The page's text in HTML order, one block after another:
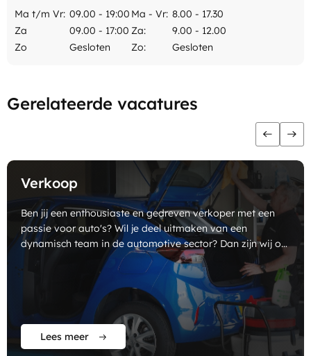
Ma t/m Vr: 09.00 - 19:00
Za
09.00 - 17:00
Zo
Gesloten
Ma - Vr: 8.00 - 17.30
Za:
9.00 - 12.00
Zo:
Gesloten
Gerelateerde vacatures
Verkoop
Ben jij een enthousiaste en gedreven verkoper met een
passie voor auto's? Wil je deel uitmaken van een
dynamisch team in de automotive sector? Dan zijn wij op
Lees meer